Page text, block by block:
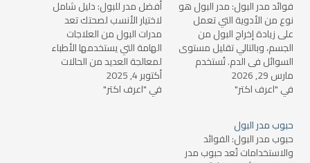
فوائد مدر البول: مدر البول هو
نوع من الأدوية التي تعمل
على زيادة إخراج البول من
الجسم، وبالتالي تقليل مستوى
السوائل في الدم. تُستخدم
هذه الأدوية لعلاج مجموعة
متنوعة من الحالات الصحية،
المقال، سنتناول فوائد مدر
البول وكيفية تأثيره…
مارس 29, 2026
في "اعرف اكتر"
أفضل مدر للبول: دليل شامل
لاختيار الأنسب لصحتك تعد
مدرات البول من العلاجات
الهامة التي يستخدمها الأطباء
لمعالجة العديد من الحالات
الصحية، مثل ارتفاع ضغط الدم،
والفشل الكلوي، واحتباس
أكتوبر 4, 2025
في "اعرف اكتر"
حبوب مدر البول
حبوب مدر البول: الفوائد
والاستخدامات تُعد حبوب مدر